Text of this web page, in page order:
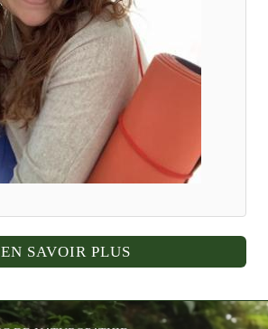
EN SAVOIR PLUS